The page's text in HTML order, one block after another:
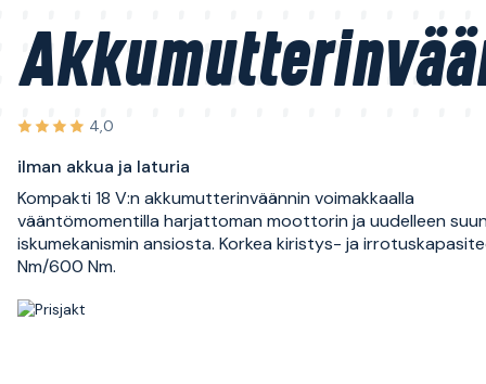
4,0
ilman akkua ja laturia
Kompakti 18 V:n akkumutterinväännin voimakkaalla
vääntömomentilla harjattoman moottorin ja uudelleen
iskumekanismin ansiosta. Korkea kiristys- ja
Nm/600 Nm.